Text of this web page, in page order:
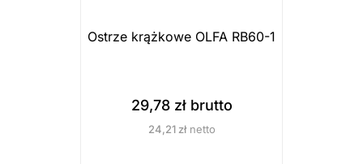
a
Ostrze krążkowe OLFA RB60-1
29,78 złbrutto
24,21 złnetto